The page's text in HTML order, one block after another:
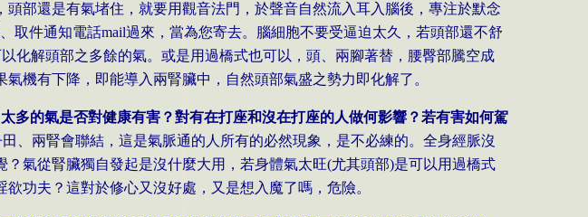
部還是有氣堵住，就要用觀音法門，於聲音自然流入耳入腦後，專注於默念
取件通知電話mail過來，當為您寄去。腦細胞不要受逼迫太久，若頭部還不舒
化解頭部之多餘的氣。或是用過橋式也可以，頭、兩腳著替，腰臀部騰空成
機有下降，即能導入兩腎臟中，自然頭部氣盛之勢力即化解了。
太多的氣是否對健康有害？對有在打座和沒在打座的人做何影響？若有害如何駕
田、兩腎會聯結，這是氣脈通的人所有的必然現象，是不必練的。全身經脈沒
氣從腎臟獨自發起是沒什麼大用，若身體氣太旺(尤其頭部)是可以用過橋式
功夫？這對於修心又沒好處，又是想入魔了嗎，危險。